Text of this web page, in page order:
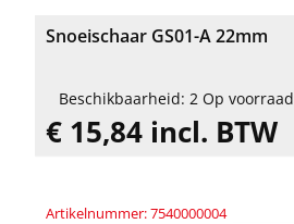
Snoeischaar GS01-A 22mm
Beschikbaarheid: 2 Op voorraad
€ 15,84 incl. BTW
Artikelnummer: 7540000004